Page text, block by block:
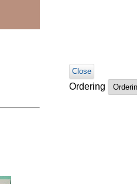
Close
Ordering